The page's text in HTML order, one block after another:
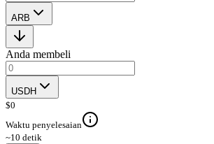
ARB
Anda membeli
USDH
$0
Waktu penyelesaian
~10 detik